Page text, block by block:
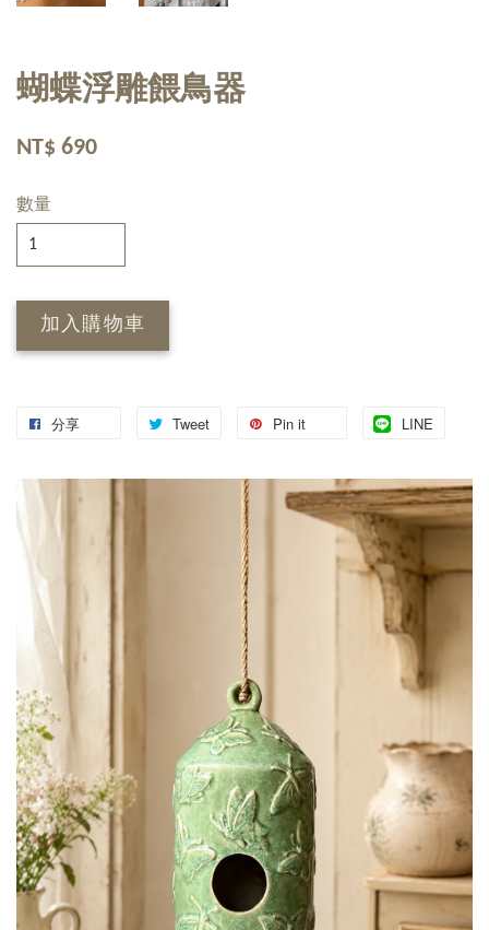
蝴蝶浮雕餵鳥器
NT$ 690
數量
加入購物車
分享 Tweet Pin it LINE